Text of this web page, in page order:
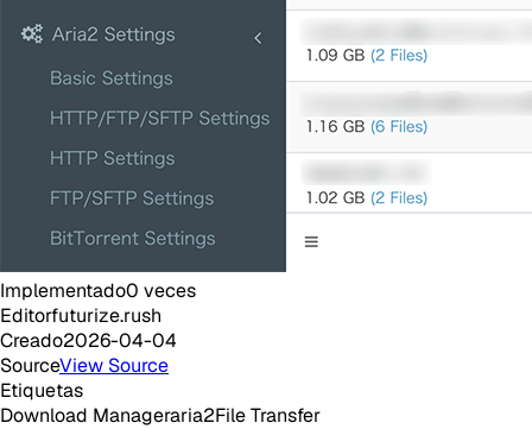
Implementado0 veces
Editorfuturize.rush
Creado2026-04-04
SourceView Source
Etiquetas
Download Manageraria2File Transfer